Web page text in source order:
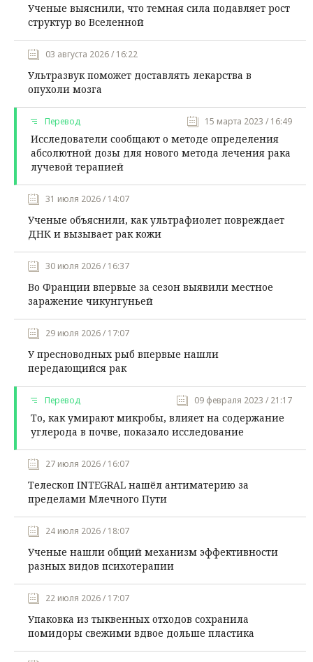
Ученые выяснили, что темная сила подавляет рост
структур во Вселенной
03 августа 2026 / 16:22
Ультразвук поможет доставлять лекарства в
опухоли мозга
Перевод 15 марта 2023 / 16:49
Исследователи сообщают о методе определения
абсолютной дозы для нового метода лечения рака
лучевой терапией
31 июля 2026 / 14:07
Ученые объяснили, как ультрафиолет повреждает
ДНК и вызывает рак кожи
30 июля 2026 / 16:37
Во Франции впервые за сезон выявили местное
заражение чикунгуньей
29 июля 2026 / 17:07
У пресноводных рыб впервые нашли
передающийся рак
Перевод 09 февраля 2023 / 21:17
То, как умирают микробы, влияет на содержание
углерода в почве, показало исследование
27 июля 2026 / 16:07
Телескоп INTEGRAL нашёл антиматерию за
пределами Млечного Пути
24 июля 2026 / 18:07
Ученые нашли общий механизм эффективности
разных видов психотерапии
22 июля 2026 / 17:07
Упаковка из тыквенных отходов сохранила
помидоры свежими вдвое дольше пластика